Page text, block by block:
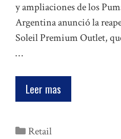
y ampliaciones de los
Argentina anunció la
Soleil Premium Outlet,
…
Leer mas
Categorías
Retail